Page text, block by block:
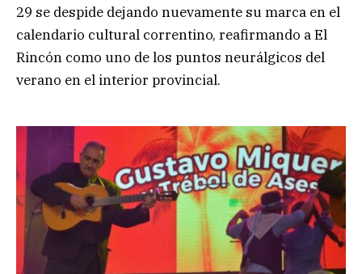
29 se despide dejando nuevamente su marca en el
calendario cultural correntino, reafirmando a El
Rincón como uno de los puntos neurálgicos del
verano en el interior provincial.